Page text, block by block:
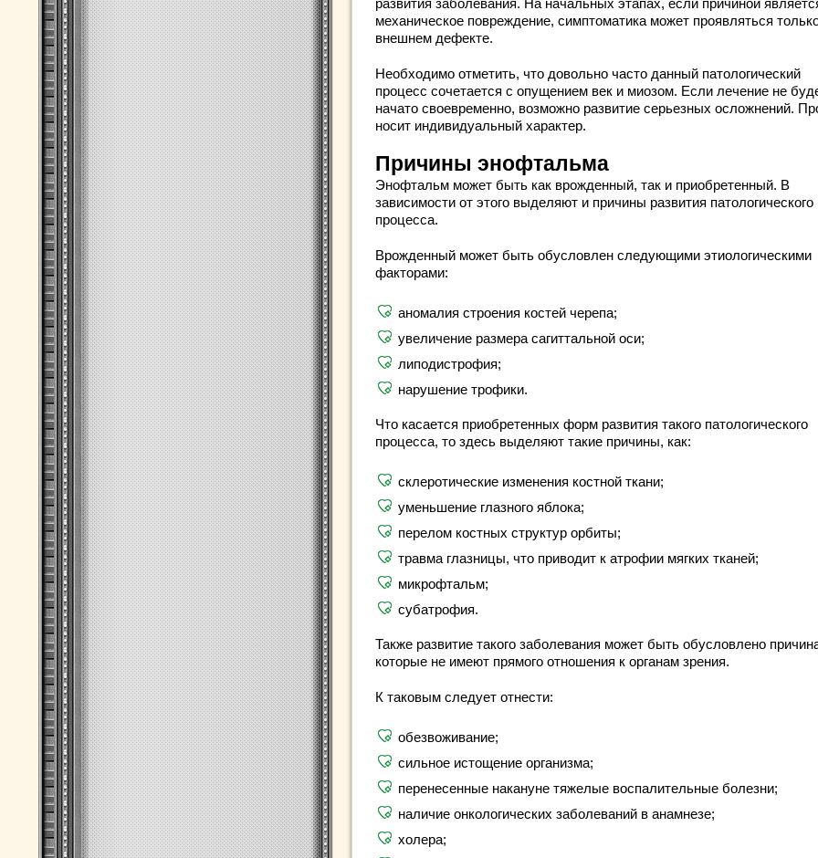
развития заболевания. На начальных этапах, если причиной
механическое повреждение, симптоматика может проявляться
внешнем дефекте.
Необходимо отметить, что довольно часто данный патологический
процесс сочетается с опущением век и миозом. Если лечение не
начато своевременно, возможно развитие серьезных осложнений.
носит индивидуальный характер.
Причины энофтальма
Энофтальм может быть как врожденный, так и приобретенный. В
зависимости от этого выделяют и причины развития патологического
процесса.
Врожденный может быть обусловлен следующими этиологическими
факторами:
аномалия строения костей черепа;
увеличение размера сагиттальной оси;
липодистрофия;
нарушение трофики.
Что касается приобретенных форм развития такого патологического
процесса, то здесь выделяют такие причины, как:
склеротические изменения костной ткани;
уменьшение глазного яблока;
перелом костных структур орбиты;
травма глазницы, что приводит к атрофии мягких тканей;
микрофтальм;
субатрофия.
Также развитие такого заболевания может быть обусловлено
которые не имеют прямого отношения к органам зрения.
К таковым следует отнести:
обезвоживание;
сильное истощение организма;
перенесенные накануне тяжелые воспалительные болезни;
наличие онкологических заболеваний в анамнезе;
холера;